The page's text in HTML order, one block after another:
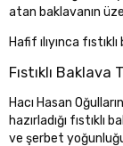
atan baklavanın
Hafif ılıyınca
Fıstıklı
Hacı Hasan
hazırladığı
ve şerbet